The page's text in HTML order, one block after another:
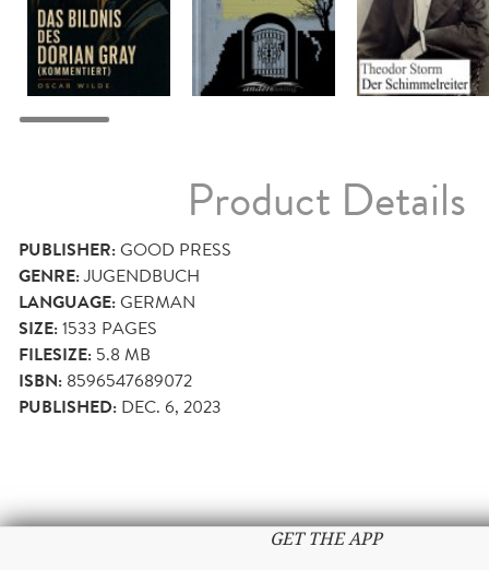
Product Details
PUBLISHER:GOOD PRESS
GENRE:JUGENDBUCH
LANGUAGE:GERMAN
SIZE:1533 PAGES
FILESIZE: 5.8 MB
ISBN: 8596547689072
PUBLISHED: DEC. 6, 2023
GET THE APP